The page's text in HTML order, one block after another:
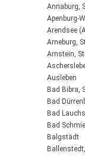
Annaburg,
Apenburg-
Arendsee
Arneburg,
Arnstein,
Ausleben
Bad Bibra,
Bad
Bad
Bad
Balgstädt